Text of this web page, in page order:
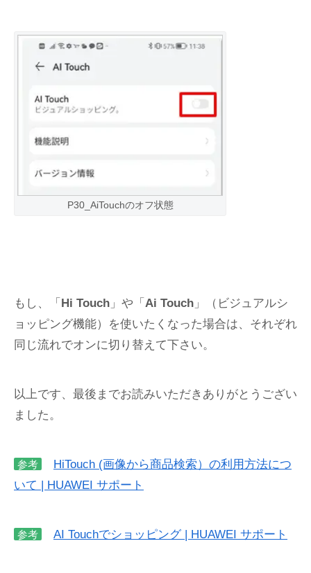
P30_AiTouchのオフ状態
もし、「 Hi Touch 」や「 Ai Touch 」（ビジュアルシ
ョッピング機能）を使いたくなった場合は、それぞれ
同じ流れでオンに切り替えて下さい。
以上です、最後までお読みいただきありがとうござい
ました。
参考
HiTouch (画像から商品検索）の利用方法につ
いて | HUAWEI サポート
参考 AI Touchでショッピング | HUAWEI サポート